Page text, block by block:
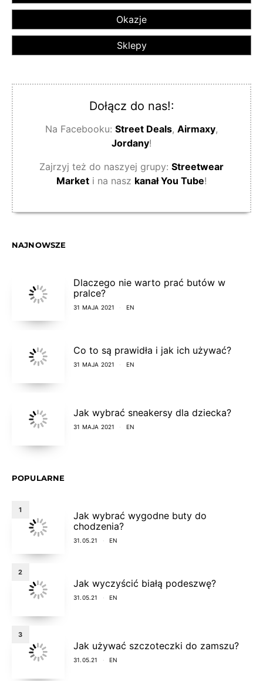
Okazje
Sklepy
Dołącz do nas!:
Na Facebooku: Street Deals, Airmaxy,
Jordany!
Zajrzyj też do naszyej grupy: Streetwear
Market i na nasz kanał You Tube!
NAJNOWSZE
Dlaczego nie warto prać butów w
pralce?
31 MAJA 2021 EN
Co to są prawidła i jak ich używać?
31 MAJA 2021 EN
Jak wybrać sneakersy dla dziecka?
31 MAJA 2021 EN
POPULARNE
1
Jak wybrać wygodne buty do
chodzenia?
31.05.21 EN
2
Jak wyczyścić białą podeszwę?
31.05.21 EN
3
Jak używać szczoteczki do zamszu?
31.05.21 EN